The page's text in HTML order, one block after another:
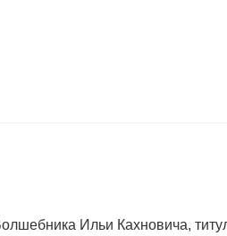
Ильи Кахновича,